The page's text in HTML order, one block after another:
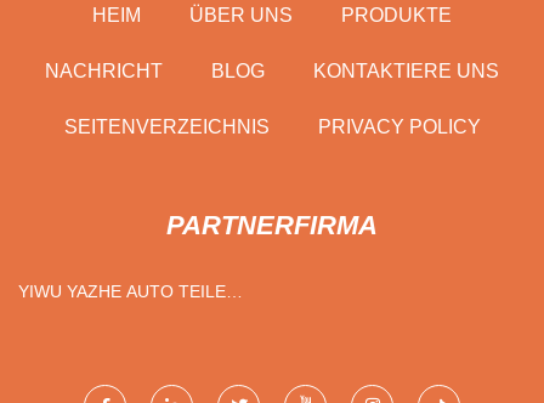
HEIM ÜBER UNS PRODUKTE
NACHRICHT BLOG KONTAKTIERE UNS
SEITENVERZEICHNIS PRIVACY POLICY
PARTNERFIRMA
YIWU YAZHE AUTO TEILE